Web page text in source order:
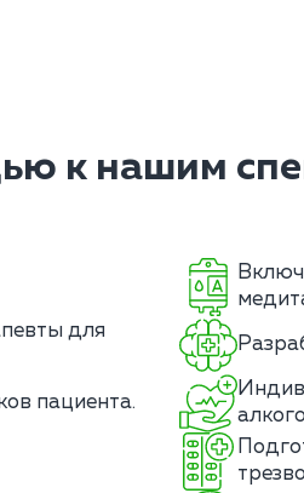
к нашим
для
пациента.